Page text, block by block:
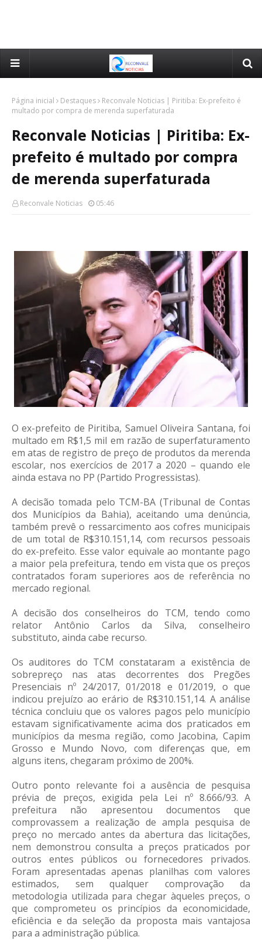
Página inicial Destaques
Reconvale Noticias | Piritiba: Ex-prefeito é
multado por compra de merenda superfaturada
Reconvale Noticias | Piritiba: Ex-
prefeito é multado por compra
de merenda superfaturada
Reconvale Noticias 05:46
O ex-prefeito de Piritiba, Samuel Oliveira Santana, foi
multado em R$1,5 mil em razão de superfaturamento
em atas de registro de preço de produtos da merenda
escolar, nos exercícios de 2017 a 2020 – quando ele
ainda estava no PP (Partido Progressistas).
A decisão tomada pelo TCM-BA (Tribunal de Contas
dos Municípios da Bahia), aceitando uma denúncia,
também prevê o ressarcimento aos cofres municipais
de um total de R$310.151,14, com recursos pessoais
do ex-prefeito. Esse valor equivale ao montante pago
a maior pela prefeitura, tendo em vista que os preços
contratados foram superiores aos de referência no
mercado regional.
A decisão dos conselheiros do TCM, tendo como
relator Antônio Carlos da Silva, conselheiro
substituto, ainda cabe recurso.
Os auditores do TCM constataram a existência de
sobrepreço nas atas decorrentes dos Pregões
Presenciais nº 24/2017, 01/2018 e 01/2019, o que
indicou prejuízo ao erário de R$310.151,14. A análise
técnica concluiu que os valores pagos pelo município
estavam significativamente acima dos praticados em
municípios da mesma região, como Jacobina, Capim
Grosso e Mundo Novo, com diferenças que, em
alguns itens, chegaram próximo de 200%.
Outro ponto relevante foi a ausência de pesquisa
prévia de preços, exigida pela Lei nº 8.666/93. A
prefeitura não apresentou documentos que
comprovassem a realização de ampla pesquisa de
preço no mercado antes da abertura das licitações,
nem demonstrou consulta a preços praticados por
outros entes públicos ou fornecedores privados.
Foram apresentadas apenas planilhas com valores
estimados, sem qualquer comprovação da
metodologia utilizada para chegar àqueles preços, o
que comprometeu os princípios da economicidade,
eficiência e da seleção da proposta mais vantajosa
para a administração pública.